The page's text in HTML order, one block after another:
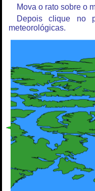
Mova o rato sobre o
Depois clique no
meteorológicas.